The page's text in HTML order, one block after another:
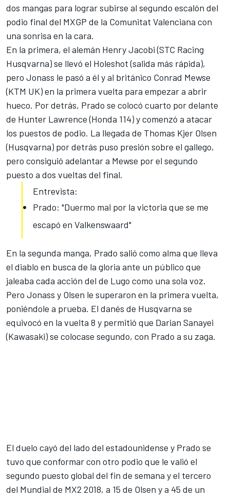
dos mangas para lograr subirse al segundo escalón del
podio final del MXGP de la Comunitat Valenciana con
una sonrisa en la cara.
En la primera, el alemán Henry Jacobi (STC Racing
Husqvarna) se llevó el Holeshot (salida más rápida),
pero Jonass le pasó a él y al británico Conrad Mewse
(KTM UK) en la primera vuelta para empezar a abrir
hueco. Por detrás, Prado se colocó cuarto por delante
de Hunter Lawrence (Honda 114) y comenzó a atacar
los puestos de podio. La llegada de Thomas Kjer Olsen
(Husqvarna) por detrás puso presión sobre el gallego,
pero consiguió adelantar a Mewse por el segundo
puesto a dos vueltas del final.
Entrevista:
Prado: "Duermo mal por la victoria que se me
escapó en Valkenswaard"
En la segunda manga, Prado salió como alma que lleva
el diablo en busca de la gloria ante un público que
jaleaba cada acción del de Lugo como una sola voz.
Pero Jonass y Olsen le superaron en la primera vuelta,
poniéndole a prueba. El danés de Husqvarna se
equivocó en la vuelta 8 y permitió que Darian Sanayei
(Kawasaki) se colocase segundo, con Prado a su zaga.
El duelo cayó del lado del estadounidense y Prado se
tuvo que conformar con otro podio que le valió el
segundo puesto global del fin de semana y el tercero
del Mundial de MX2 2018, a 15 de Olsen y a 45 de un